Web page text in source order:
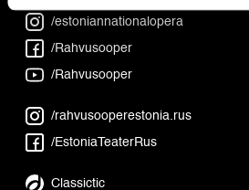
/estoniannationalopera
/Rahvusooper
/Rahvusooper
/rahvusooperestonia.rus
/EstoniaTeaterRus
Classictic